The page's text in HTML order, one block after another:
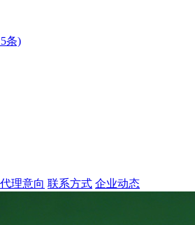
条)
代理意向 联系方式 企业动态